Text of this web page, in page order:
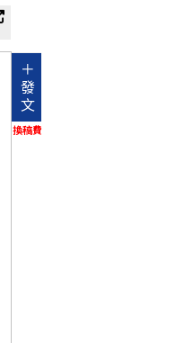
＋
發
文
換稿費